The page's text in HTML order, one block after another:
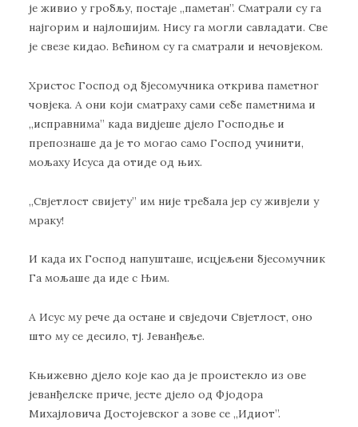
је живио у гробљу, постаје ,,паметан”. Сматрали су га
најгорим и најлошијим. Нису га могли савладати. Све
је свезе кидао. Већином су га сматрали и нечовјеком.
Христос Господ од бјесомучника открива паметног
човјека. А они који сматраху сами себе паметнима и
,,исправнима” када видјеше дјело Господње и
препознаше да је то могао само Господ учинити,
мољаху Исуса да отиде од њих.
,,Свјетлост свијету” им није требала јер су живјели у
мраку!
И када их Господ напушташе, исцјељени бјесомучник
Га мољаше да иде с Њим.
А Исус му рече да остане и свједочи Свјетлост, оно
што му се десило, тј. Јеванђеље.
Књижевно дјело које као да је проистекло из ове
јеванђелске приче, јесте дјело од Фјодора
Михајловича Достојевског а зове се ,,Идиот”.